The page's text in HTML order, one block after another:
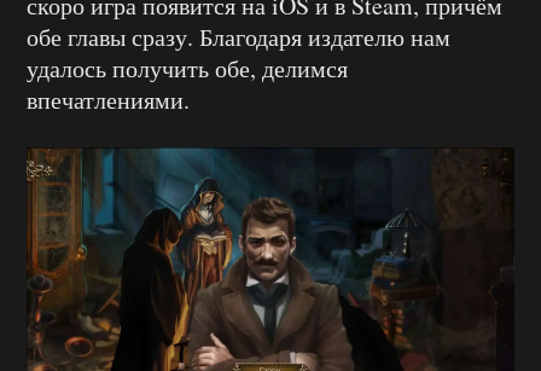
обе главы сразу. Благодаря издателю нам
удалось получить обе, делимся
впечатлениями.